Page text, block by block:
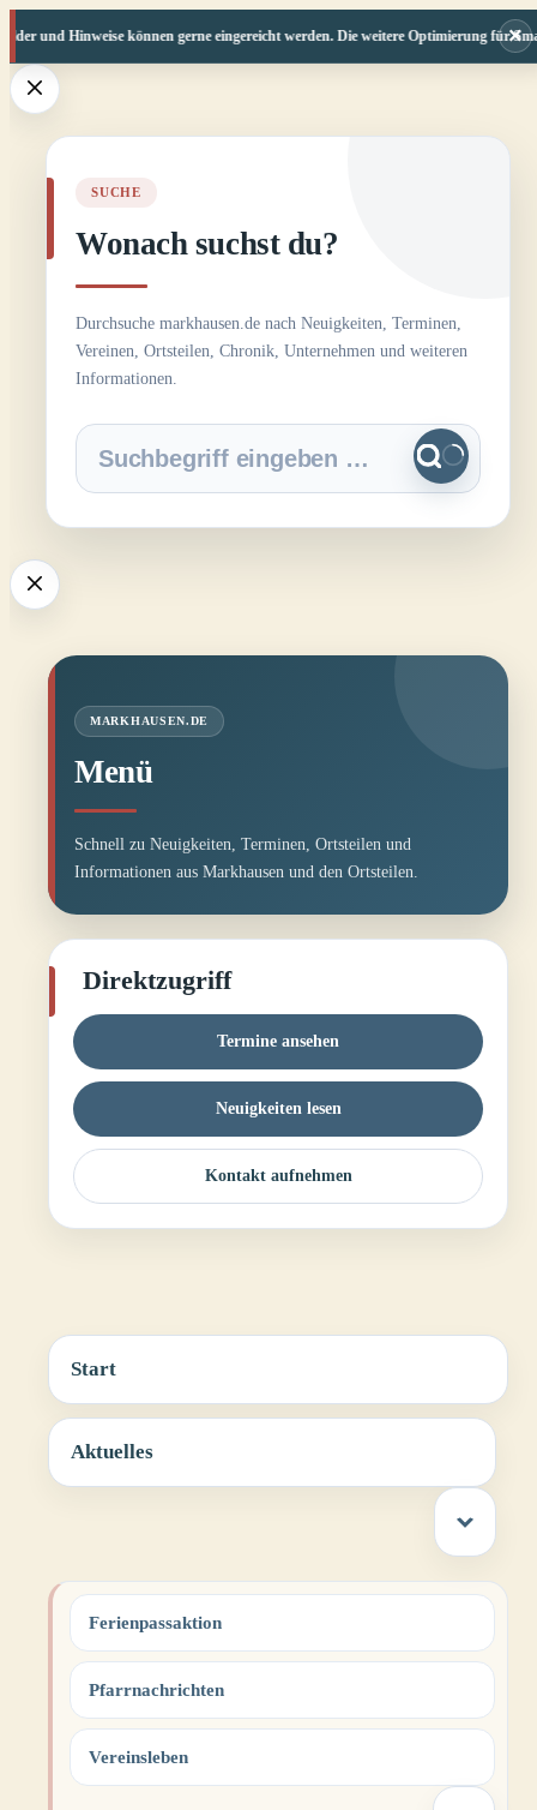
Hinweise können gerne eingereicht werden. Die weitere Optimierung für ×
Zum
Inhalt
springen
SUCHE
Wonach suchst du?
Durchsuche markhausen.de nach Neuigkeiten, Terminen,
Vereinen, Ortsteilen, Chronik, Unternehmen und weiteren
Informationen.
Ergebnisse
MARKHAUSEN.DE
Menü
Schnell zu Neuigkeiten, Terminen, Ortsteilen und
Informationen aus Markhausen und den Ortsteilen.
Direktzugriff
Termine ansehen
Neuigkeiten lesen
Kontakt aufnehmen
Start
Aktuelles
Ferienpassaktion
Pfarrnachrichten
Vereinsleben